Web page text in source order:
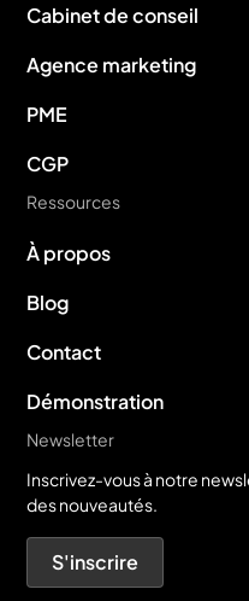
Cabinet de conseil
Agence marketing
PME
CGP
Ressources
À propos
Blog
Contact
Démonstration
Newsletter
Inscrivez-vous à notre
des nouveautés.
S'inscrire